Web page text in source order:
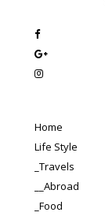
Home
Life Style
_Travels
__Abroad
_Food